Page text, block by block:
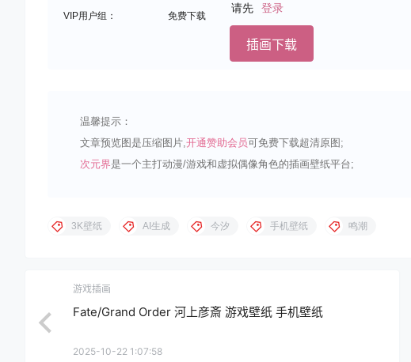
VIP用户组： 免费下载
请先 登录
插画下载
温馨提示：
文章预览图是压缩图片,开通赞助会员可免费下载超清原图;
次元界是一个主打动漫/游戏和虚拟偶像角色的插画壁纸平台;
3K壁纸 AI生成 今汐 手机壁纸 鸣潮
游戏插画
Fate/Grand Order 河上彦斎 游戏壁纸 手机壁纸
2025-10-22 1:07:58